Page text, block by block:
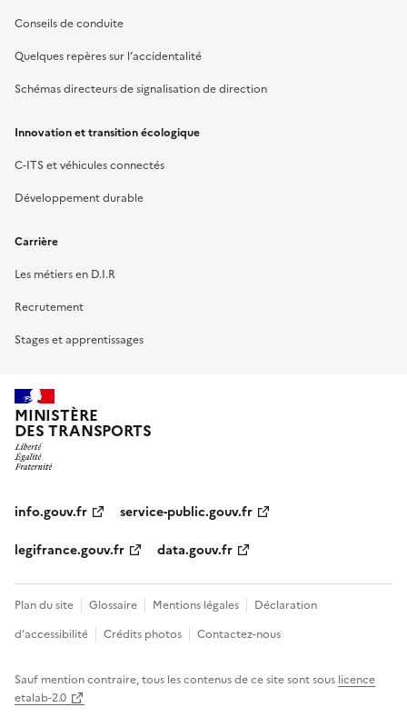
Conseils de conduite
Quelques repères sur l’accidentalité
Schémas directeurs de signalisation de direction
Innovation et transition écologique
C-ITS et véhicules connectés
Développement durable
Carrière
Les métiers en D.I.R
Recrutement
Stages et apprentissages
MINISTÈRE
DES TRANSPORTS
info.gouv.fr
service-public.gouv.fr
legifrance.gouv.fr
data.gouv.fr
Plan du site Glossaire Mentions légales
Déclaration
d’accessibilité
Crédits photos Contactez-nous
Sauf mention contraire, tous les contenus de ce site sont sous licence
etalab-2.0